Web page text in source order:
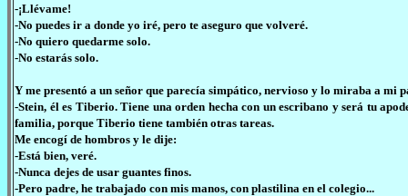
-¡Llévame!
-No puedes ir a donde yo iré, pero te aseguro que volveré.
-No quiero quedarme solo.
-No estarás solo.
Y me presentó a un señor que parecía simpático, nervioso y lo miraba a mi
-Stein, él es Tiberio. Tiene una orden hecha con un escribano y será tu
familia, porque Tiberio tiene también otras tareas.
Me encogí de hombros y le dije:
-Está bien, veré.
-Nunca dejes de usar guantes finos.
-Pero padre, he trabajado con mis manos, con plastilina en el colegio...